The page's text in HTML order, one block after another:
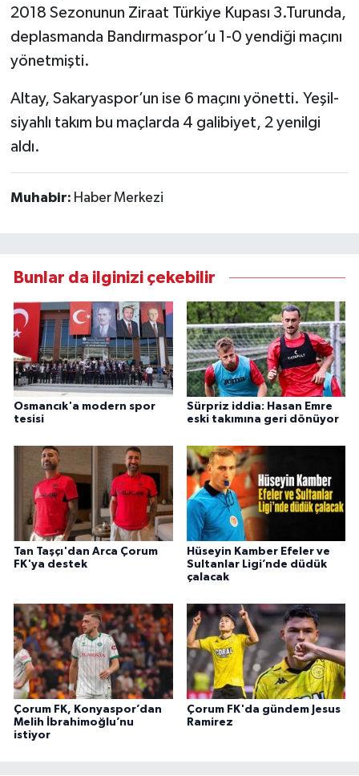
2018 Sezonunun Ziraat Türkiye Kupası 3.Turunda,
deplasmanda Bandırmaspor’u 1-0 yendiği maçını
yönetmişti.
Altay, Sakaryaspor’un ise 6 maçını yönetti. Yeşil-
siyahlı takım bu maçlarda 4 galibiyet, 2 yenilgi
aldı.
Muhabir: Haber Merkezi
Bunlar da ilginizi çekebilir
Osmancık'a modern spor
tesisi
Sürpriz iddia: Hasan Emre
eski takımına geri dönüyor
Tan Taşçı'dan Arca Çorum
FK'ya destek
Hüseyin Kamber Efeler ve
Sultanlar Ligi’nde düdük
çalacak
Çorum FK, Konyaspor’dan
Melih İbrahimoğlu’nu
istiyor
Çorum FK'da gündem Jesus
Ramirez